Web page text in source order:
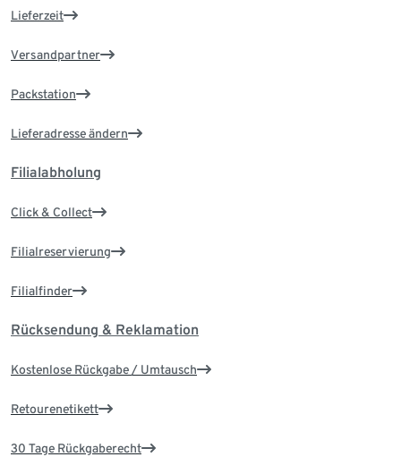
Lieferzeit
Versandpartner
Packstation
Lieferadresse ändern
Filialabholung
Click & Collect
Filialreservierung
Filialfinder
Rücksendung & Reklamation
Kostenlose Rückgabe / Umtausch
Retourenetikett
30 Tage Rückgaberecht